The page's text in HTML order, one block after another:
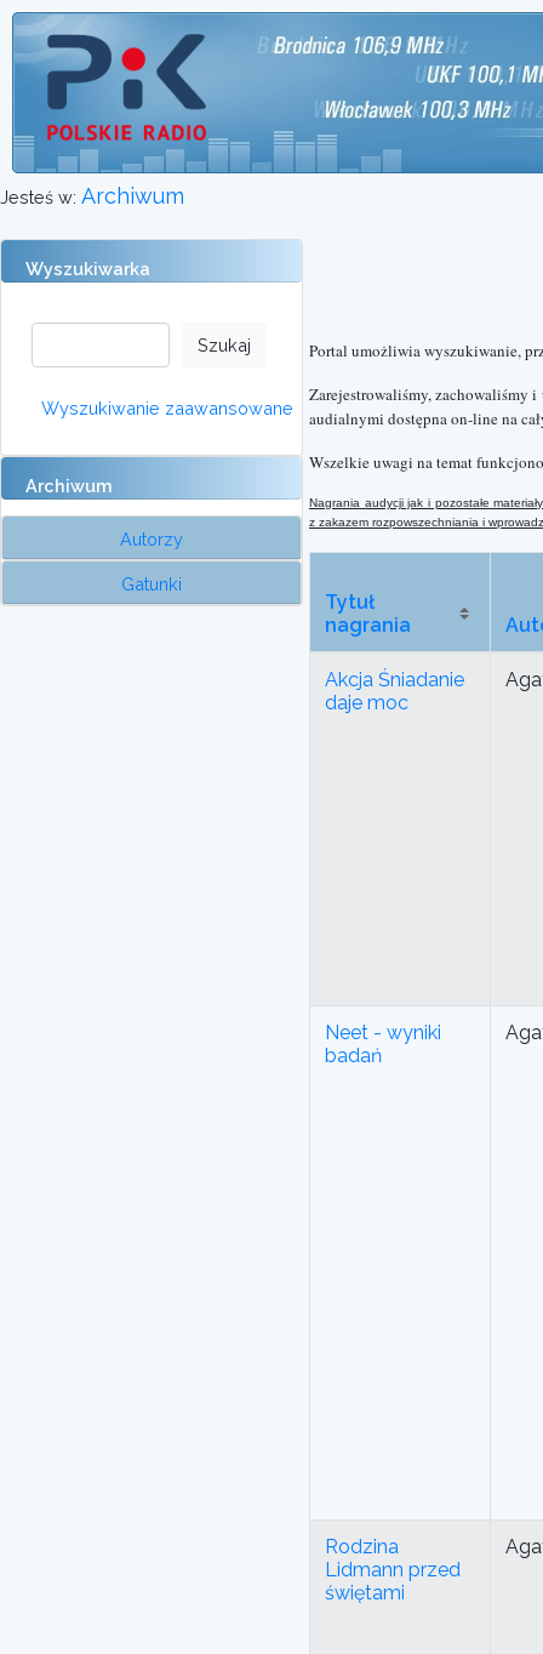
Jesteś w: Archiwum
Wyszukiwarka
Wyszukiwanie zaawansowane
Archiwum
Autorzy
Gatunki
Portal umożliwia wyszukiwanie,
Zarejestrowaliśmy, zachowaliśmy
audialnymi dostępna on-line na
Wszelkie uwagi na temat
Nagrania audycji jak i pozostałe
z zakazem rozpowszechniania i
Tytuł
nagrania
Akcja Śniadanie
daje moc
Neet - wyniki
badań
Rodzina
Lidmann przed
świętami